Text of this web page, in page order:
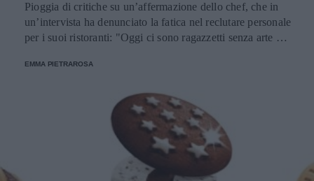
Pioggia di critiche su un’affermazione dello chef, che in
un’intervista ha denunciato la fatica nel reclutare personale
per i suoi ristoranti: "Oggi ci sono ragazzetti senza arte ne
minima intenzione".
EMMA PIETRAROSA